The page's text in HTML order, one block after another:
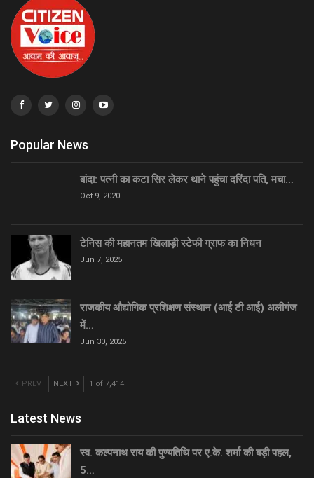
Popular News
बांदा: पत्नी का कटा सिर लेकर थाने पहुंचा दरिंदा पति, मचा…
Oct 9, 2020
टेनिस की महानतम खिलाड़ी स्टेफी ग्राफ का निधन
Jun 7, 2025
राजकीय औद्योगिक प्रशिक्षण संस्थान (आई टी आई) अलीगंज
में…
Jun 30, 2025
PREV NEXT 1 of 7,414
Latest News
स्व. कल्पनाथ राय की पुण्यतिथि पर ए.के. शर्मा की बड़ी पहल,
5…